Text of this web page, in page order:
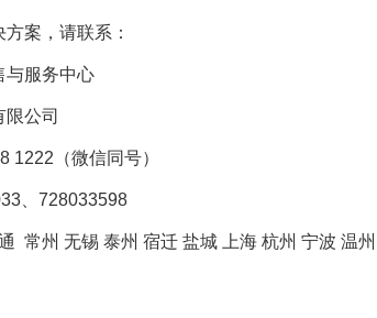
案，请联系：
与服务中心
公司
1222（微信同号）
、728033598
常州 无锡 泰州 宿迁 盐城 上海 杭州 宁波 温